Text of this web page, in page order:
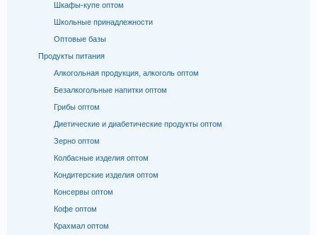
Шкафы-купе оптом
Школьные принадлежности
Оптовые базы
Продукты питания
Алкогольная продукция, алкоголь оптом
Безалкогольные напитки оптом
Грибы оптом
Диетические и диабетические продукты оптом
Зерно оптом
Колбасные изделия оптом
Кондитерские изделия оптом
Консервы оптом
Кофе оптом
Крахмал оптом